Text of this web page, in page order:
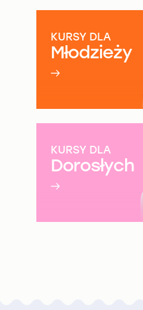
KURSY DLA
Młodzieży
KURSY DLA
Dorosłych